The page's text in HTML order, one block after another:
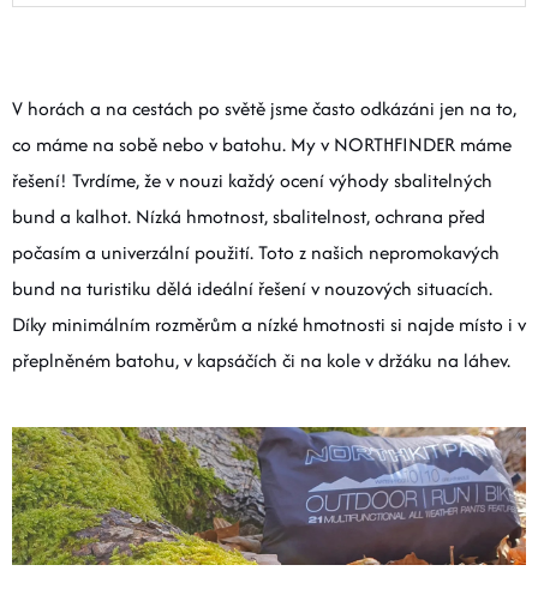
V horách a na cestách po světě jsme často odkázáni jen na to,
co máme na sobě nebo v batohu. My v NORTHFINDER máme
řešení! Tvrdíme, že v nouzi každý ocení výhody sbalitelných
bund a kalhot. Nízká hmotnost, sbalitelnost, ochrana před
počasím a univerzální použití. Toto z našich nepromokavých
bund na turistiku dělá ideální řešení v nouzových situacích.
Díky minimálním rozměrům a nízké hmotnosti si najde místo i v
přeplněném batohu, v kapsáčích či na kole v držáku na láhev.